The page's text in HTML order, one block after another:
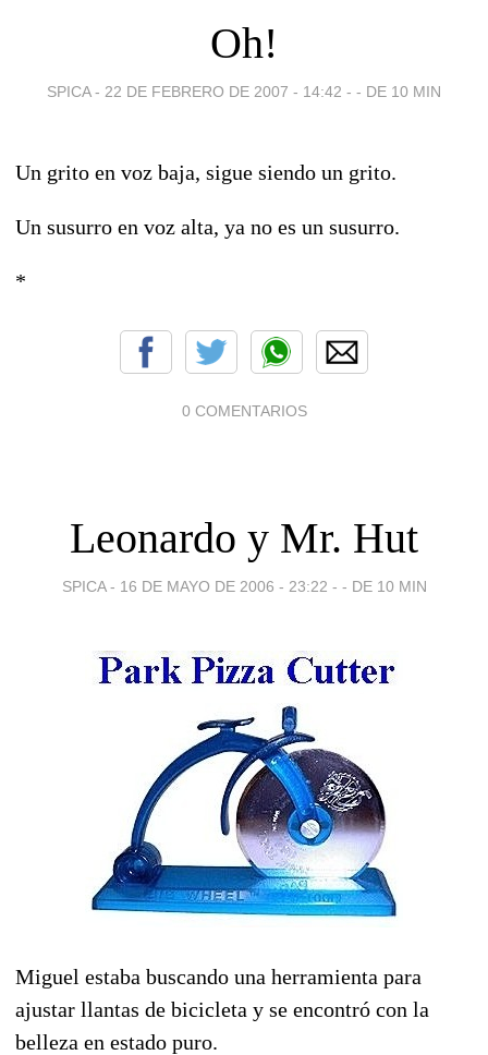
Oh!
SPICA - 22 DE FEBRERO DE 2007 - 14:42 - - DE 10 MIN
Un grito en voz baja, sigue siendo un grito.
Un susurro en voz alta, ya no es un susurro.
*
0 COMENTARIOS
Leonardo y Mr. Hut
SPICA - 16 DE MAYO DE 2006 - 23:22 - - DE 10 MIN
Miguel estaba buscando una herramienta para
ajustar llantas de bicicleta y se encontró con la
belleza en estado puro.